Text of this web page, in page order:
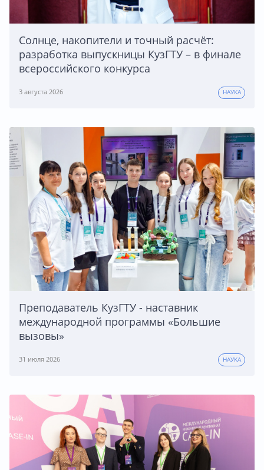
Солнце, накопители и точный расчёт:
разработка выпускницы КузГТУ – в финале
всероссийского конкурса
3 августа 2026 НАУКА
Преподаватель КузГТУ - наставник
международной программы «Большие
вызовы»
31 июля 2026 НАУКА